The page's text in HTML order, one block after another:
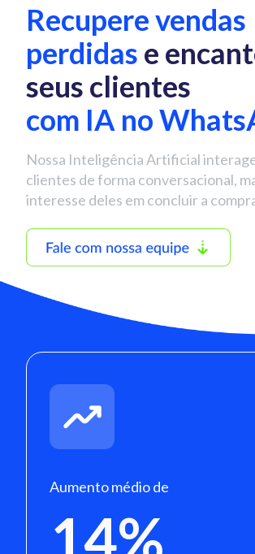
Recupere vendas
perdidas e
seus clientes
com IA no
Nossa Inteligência Artificial
clientes de forma conversacional,
interesse deles em concluir a
Aumento médio de
14%